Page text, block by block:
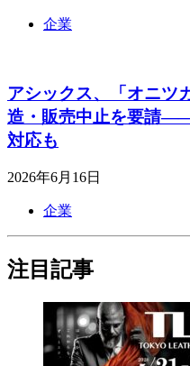
企業
アシックス、「オニツ
造・販売中止を要請
対応も
2026年6月16日
企業
注目記事